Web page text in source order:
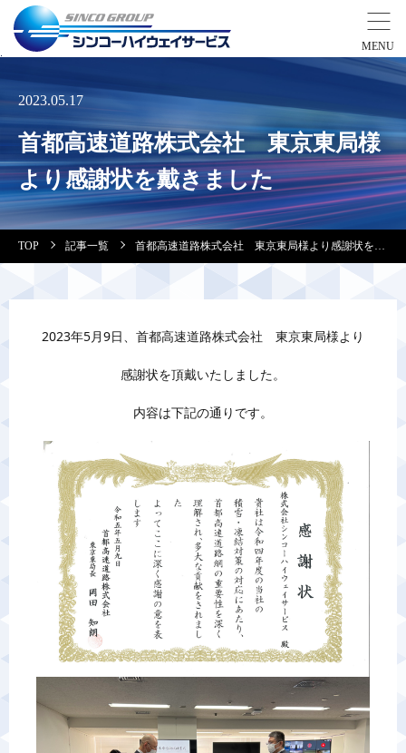
営業拠点
会社案内・実績紹介
採用情報
反社会的勢力排除宣言
カスタマーハラスメントに対する基本方針
プライバシーポリシー
2023.05.17
首都高速道路株式会社 東京東局様
より感謝状を戴きました
TOP 記事一覧 首都高速道路株式会社 東京東局様より感謝状を戴きました
2023年5月9日、首都高速道路株式会社 東京東局様より
感謝状を頂戴いたしました。
内容は下記の通りです。